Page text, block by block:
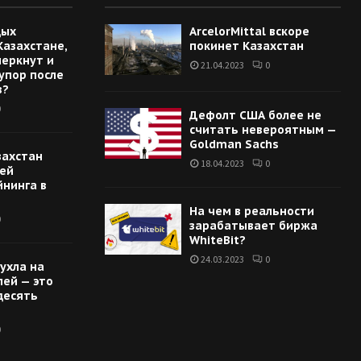
и
после
в
на
— это
ArcelorMittal вскоре
покинет Казахстан
21.04.2023 0
Дефолт США более не
считать невероятным —
Goldman Sachs
18.04.2023 0
На чем в реальности
зарабатывает биржа
WhiteBit?
24.03.2023 0